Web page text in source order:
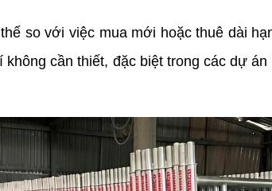
so với việc mua mới hoặc thuê dài
cần thiết, đặc biệt trong các dự